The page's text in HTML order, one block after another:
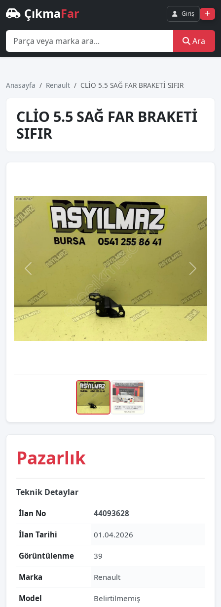
ÇıkmaFar Giriş
Ara
Anasayfa Renault CLİO 5.5 SAĞ FAR BRAKETİ SIFIR
CLİO 5.5 SAĞ FAR BRAKETİ
SIFIR
Pazarlık
Teknik Detaylar
İlan No 44093628
İlan Tarihi 01.04.2026
Görüntülenme 39
Marka Renault
Model Belirtilmemiş